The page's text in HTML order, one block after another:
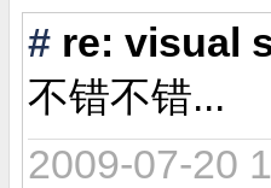
# re: visual
不错不错...
2009-07-20